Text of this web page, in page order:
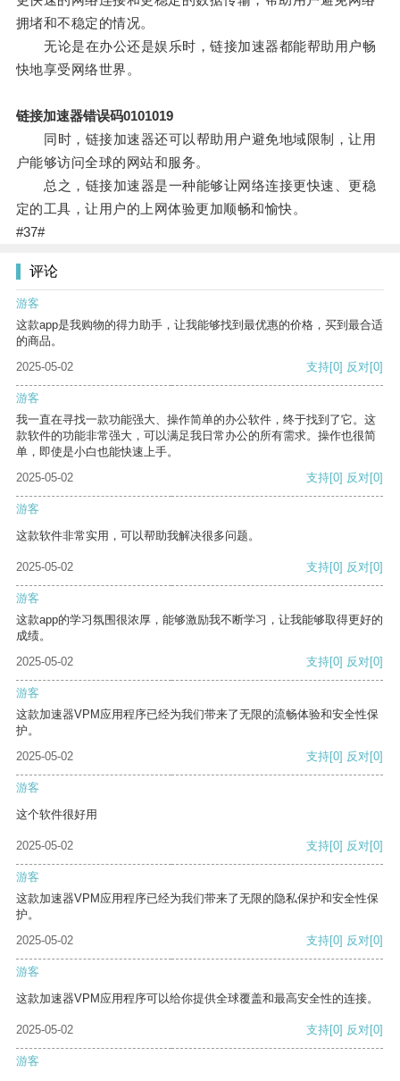
拥堵和不稳定的情况。
无论是在办公还是娱乐时，链接加速器都能帮助用户畅
快地享受网络世界。
链接加速器错误码0101019
同时，链接加速器还可以帮助用户避免地域限制，让用
户能够访问全球的网站和服务。
总之，链接加速器是一种能够让网络连接更快速、更稳
定的工具，让用户的上网体验更加顺畅和愉快。
#37#
评论
游客
这款app是我购物的得力助手，让我能够找到最优惠的价格，买到最合适
的商品。
2025-05-02
支持[0] 反对[0]
游客
我一直在寻找一款功能强大、操作简单的办公软件，终于找到了它。这
款软件的功能非常强大，可以满足我日常办公的所有需求。操作也很简
单，即使是小白也能快速上手。
2025-05-02
支持[0] 反对[0]
游客
这款软件非常实用，可以帮助我解决很多问题。
2025-05-02 支持[0] 反对[0]
游客
这款app的学习氛围很浓厚，能够激励我不断学习，让我能够取得更好的
成绩。
2025-05-02
支持[0] 反对[0]
游客
这款加速器VPM应用程序已经为我们带来了无限的流畅体验和安全性保
护。
2025-05-02
支持[0] 反对[0]
游客
这个软件很好用
2025-05-02 支持[0] 反对[0]
游客
这款加速器VPM应用程序已经为我们带来了无限的隐私保护和安全性保
护。
2025-05-02
支持[0] 反对[0]
游客
这款加速器VPM应用程序可以给你提供全球覆盖和最高安全性的连接。
2025-05-02 支持[0] 反对[0]
游客